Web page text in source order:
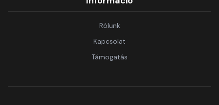
Rólunk
Kapcsolat
Támogatás